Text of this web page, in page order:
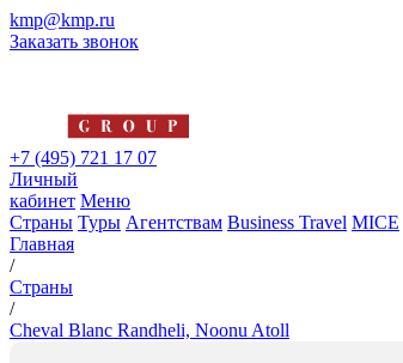
kmp@kmp.ru
Заказать звонок
+7 (495) 721 17 07
Личный
кабинет Меню
Страны Туры Агентствам Business Travel MICE
Главная
/
Страны
/
Cheval Blanc Randheli, Noonu Atoll